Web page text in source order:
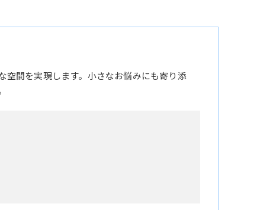
間を実現します。小さなお悩みにも寄り添